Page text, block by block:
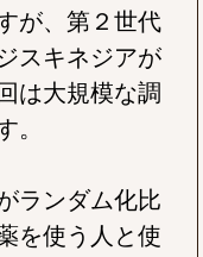
が、第２世代
スキネジアが
は大規模な調
。
ランダム化比
を使う人と使